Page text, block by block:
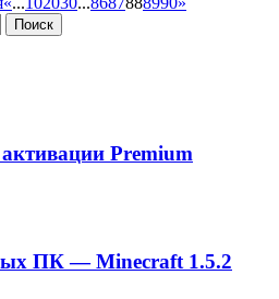
Premium
ПК — Minecraft 1.5.2